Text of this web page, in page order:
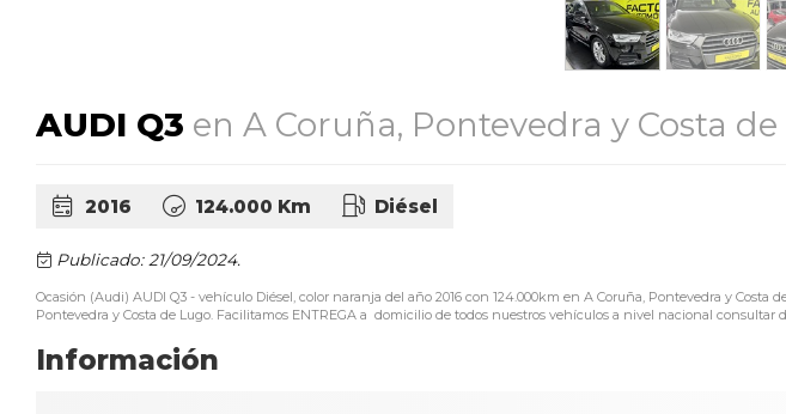
AUDI Q3 en A Coruña, Pontevedra y Costa
2016 124.000 Km Diésel
Publicado: 21/09/2024.
Ocasión (Audi) AUDI Q3 - vehículo Diésel, color naranja del año 2016 con 124.000km en A Coruña, Pontevedra y Costa
Pontevedra y Costa de Lugo. Facilitamos ENTREGA a domicilio de todos nuestros vehículos a nivel nacional consultar
Información